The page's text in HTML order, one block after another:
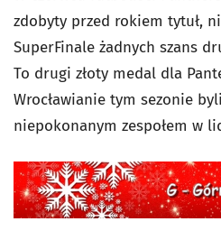
zdobyty przed rokiem tytuł,
SuperFinale żadnych szans
To drugi złoty medal dla
Wrocławianie tym sezonie
niepokonanym zespołem w